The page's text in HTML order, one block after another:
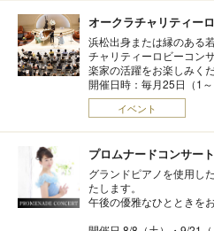
オークラチャリティー
浜松出身または縁のある
チャリティーロビーコン
楽家の活躍をお楽しみくだ
開催日時：毎月25日（1～
イベント
プロムナードコンサー
グランドピアノを使用し
たします。
午後の優雅なひとときを